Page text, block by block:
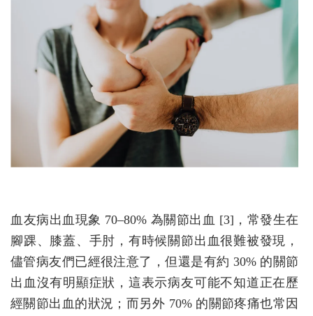
血友病出血現象 70–80% 為關節出血 [3]，常發生在
腳踝、膝蓋、手肘，有時候關節出血很難被發現，
儘管病友們已經很注意了，但還是有約 30% 的關節
出血沒有明顯症狀，這表示病友可能不知道正在歷
經關節出血的狀況；而另外 70% 的關節疼痛也常因